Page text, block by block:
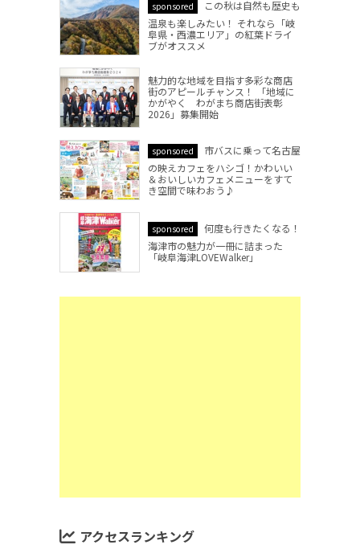
sponsored
この秋は自然も歴史も
温泉も楽しみたい！ それなら「岐
阜県・西濃エリア」の紅葉ドライ
ブがオススメ
魅力的な地域を目指す多彩な商店
街のアピールチャンス！ 「地域に
かがやく わがまち商店街表彰
2026」募集開始
sponsored
市バスに乗って名古屋
の映えカフェをハシゴ！かわいい
＆おいしいカフェメニューをすて
き空間で味わおう♪
sponsored
何度も行きたくなる！
海津市の魅力が一冊に詰まった
「岐阜海津LOVEWalker」
アクセスランキング